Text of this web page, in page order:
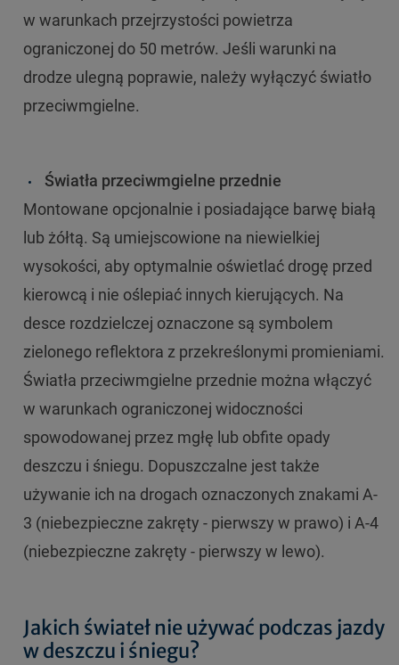
w warunkach przejrzystości powietrza
ograniczonej do 50 metrów. Jeśli warunki na
drodze ulegną poprawie, należy wyłączyć światło
przeciwmgielne.
Światła przeciwmgielne przednie
Montowane opcjonalnie i posiadające barwę białą
lub żółtą. Są umiejscowione na niewielkiej
wysokości, aby optymalnie oświetlać drogę przed
kierowcą i nie oślepiać innych kierujących. Na
desce rozdzielczej oznaczone są symbolem
zielonego reflektora z przekreślonymi promieniami.
Światła przeciwmgielne przednie można włączyć
w warunkach ograniczonej widoczności
spowodowanej przez mgłę lub obfite opady
deszczu i śniegu. Dopuszczalne jest także
używanie ich na drogach oznaczonych znakami A-
3 (niebezpieczne zakręty - pierwszy w prawo) i A-4
(niebezpieczne zakręty - pierwszy w lewo).
Jakich świateł nie używać podczas jazdy
w deszczu i śniegu?